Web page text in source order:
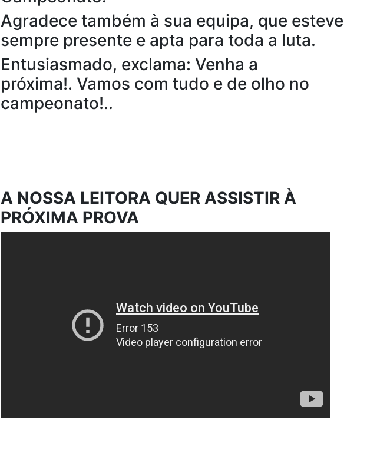
Agradece também à sua equipa, que esteve
sempre presente e apta para toda a luta.
Entusiasmado, exclama: Venha a
próxima!. Vamos com tudo e de olho no
campeonato!..
A NOSSA LEITORA QUER ASSISTIR À
PRÓXIMA PROVA